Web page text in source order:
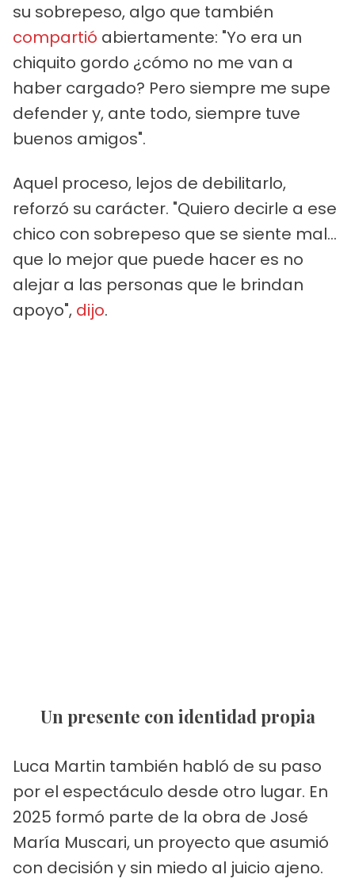
su sobrepeso, algo que también
compartió abiertamente: "Yo era un
chiquito gordo ¿cómo no me van a
haber cargado? Pero siempre me supe
defender y, ante todo, siempre tuve
buenos amigos".
Aquel proceso, lejos de debilitarlo,
reforzó su carácter. "Quiero decirle a ese
chico con sobrepeso que se siente mal...
que lo mejor que puede hacer es no
alejar a las personas que le brindan
apoyo", dijo.
Un presente con identidad propia
Luca Martin también habló de su paso
por el espectáculo desde otro lugar. En
2025 formó parte de la obra de José
María Muscari, un proyecto que asumió
con decisión y sin miedo al juicio ajeno.